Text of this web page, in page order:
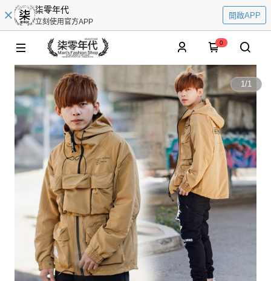
柒零年代
立刻使用官方APP
開啟APP
0
1/1